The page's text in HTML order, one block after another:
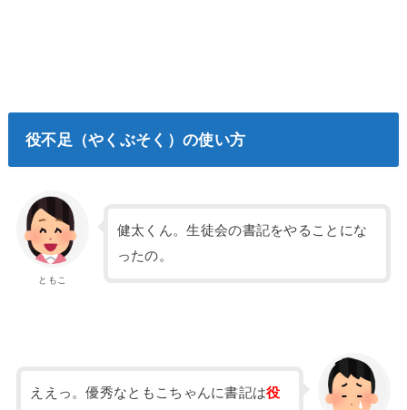
役不足（やくぶそく）の使い方
ともこ
健太くん。生徒会の書記をやることにな
ったの。
ええっ。優秀なともこちゃんに書記は役